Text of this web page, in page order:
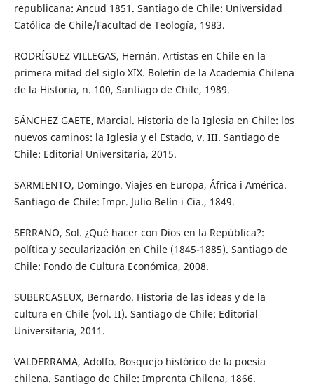
republicana: Ancud 1851. Santiago de Chile: Universidad
Católica de Chile/Facultad de Teología, 1983.
RODRÍGUEZ VILLEGAS, Hernán. Artistas en Chile en la
primera mitad del siglo XIX. Boletín de la Academia Chilena
de la Historia, n. 100, Santiago de Chile, 1989.
SÁNCHEZ GAETE, Marcial. Historia de la Iglesia en Chile: los
nuevos caminos: la Iglesia y el Estado, v. III. Santiago de
Chile: Editorial Universitaria, 2015.
SARMIENTO, Domingo. Viajes en Europa, África i América.
Santiago de Chile: Impr. Julio Belín i Cia., 1849.
SERRANO, Sol. ¿Qué hacer con Dios en la República?:
política y secularización en Chile (1845-1885). Santiago de
Chile: Fondo de Cultura Económica, 2008.
SUBERCASEUX, Bernardo. Historia de las ideas y de la
cultura en Chile (vol. II). Santiago de Chile: Editorial
Universitaria, 2011.
VALDERRAMA, Adolfo. Bosquejo histórico de la poesía
chilena. Santiago de Chile: Imprenta Chilena, 1866.